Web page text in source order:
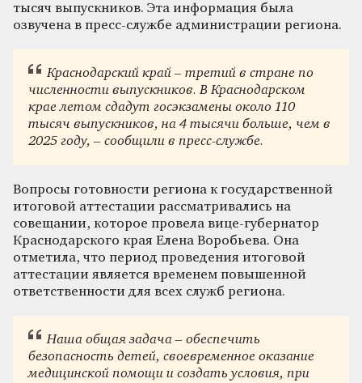
тысяч выпускников. Эта информация была
озвучена в пресс-службе администрации региона.
Краснодарский край – третий в стране по
численности выпускников. В Краснодарском
крае летом сдадут госэкзамены около 110
тысяч выпускников, на 4 тысячи больше, чем в
2025 году, – сообщили в пресс-службе.
Вопросы готовности региона к государственной
итоговой аттестации рассматривались на
совещании, которое провела вице-губернатор
Краснодарского края Елена Воробьева. Она
отметила, что период проведения итоговой
аттестации является временем повышенной
ответственности для всех служб региона.
Наша общая задача – обеспечить
безопасность детей, своевременное оказание
медицинской помощи и создать условия, при